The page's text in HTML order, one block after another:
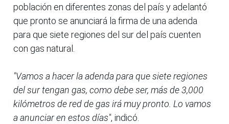
población en diferentes zonas del país y adelantó
que pronto se anunciará la firma de una adenda
para que siete regiones del sur del país cuenten
con gas natural.
"Vamos a hacer la adenda para que siete regiones
del sur tengan gas, como debe ser, más de 3,000
kilómetros de red de gas irá muy pronto. Lo vamos
a anunciar en estos días", indicó.